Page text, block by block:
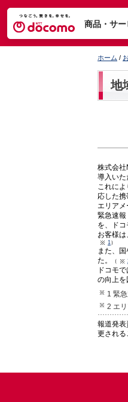
商品・サー
ホーム /
地
株式会社
導入いた
これに
応した携
エリア
緊急速報
を、ド
お客様
1）
また、
た。
（
ドコモ
の向上を
1 緊
2 エ
報道発表
更される